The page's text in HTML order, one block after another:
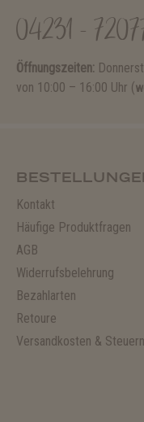
04231 -
Öffnungszeiten:
von 10:00 – 16:00 Uhr (
Kontakt
Häufige Produktfragen
AGB
Widerrufsbelehrung
Bezahlarten
Retoure
Versandkosten & Steuern